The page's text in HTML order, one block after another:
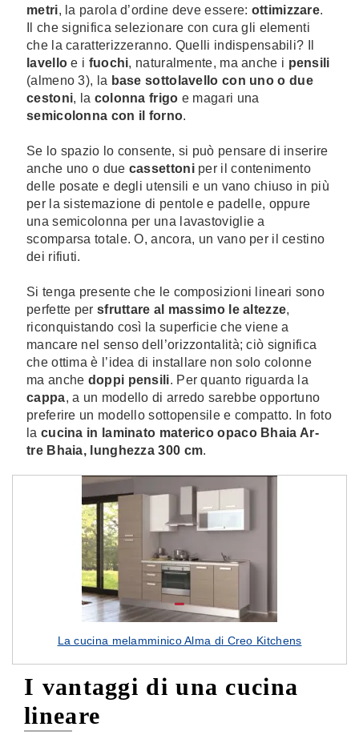
metri, la parola d’ordine deve essere: ottimizzare.
Il che significa selezionare con cura gli elementi
che la caratterizzeranno. Quelli indispensabili? Il
lavello e i fuochi, naturalmente, ma anche i pensili
(almeno 3), la base sottolavello con uno o due
cestoni, la colonna frigo e magari una
semicolonna con il forno.
Se lo spazio lo consente, si può pensare di inserire
anche uno o due cassettoniper il contenimento
delle posate e degli utensili e un vano chiuso in più
per la sistemazione di pentole e padelle, oppure
una semicolonna per una lavastoviglie a
scomparsa totale. O, ancora, un vano per il cestino
dei rifiuti.
Si tenga presente che le composizioni lineari sono
perfette per sfruttare al massimo le altezze,
riconquistando così la superficie che viene a
mancare nel senso dell’orizzontalità; ciò significa
che ottima è l’idea di installare non solo colonne
ma anche doppi pensili. Per quanto riguarda la
cappa, a un modello di arredo sarebbe opportuno
preferire un modello sottopensile e compatto. In foto
la cucina in laminato materico opaco Bhaia Ar-
tre Bhaia, lunghezza 300 cm.
La cucina melamminico Alma di Creo Kitchens
I vantaggi di una cucina
lineare